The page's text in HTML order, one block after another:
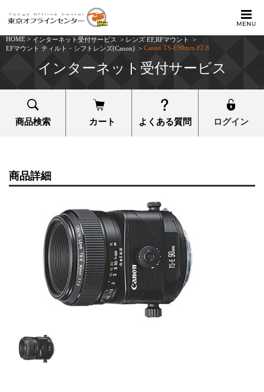
HOME > インターネット受付サービス > レンズ EF,RFマウント
>
EFマウント ティルト・シフトレンズ(Canon) > Canon TS-E90mm F2.8
インターネット受付サービス
商品検索 カート よくある質問 ログイン
商品詳細